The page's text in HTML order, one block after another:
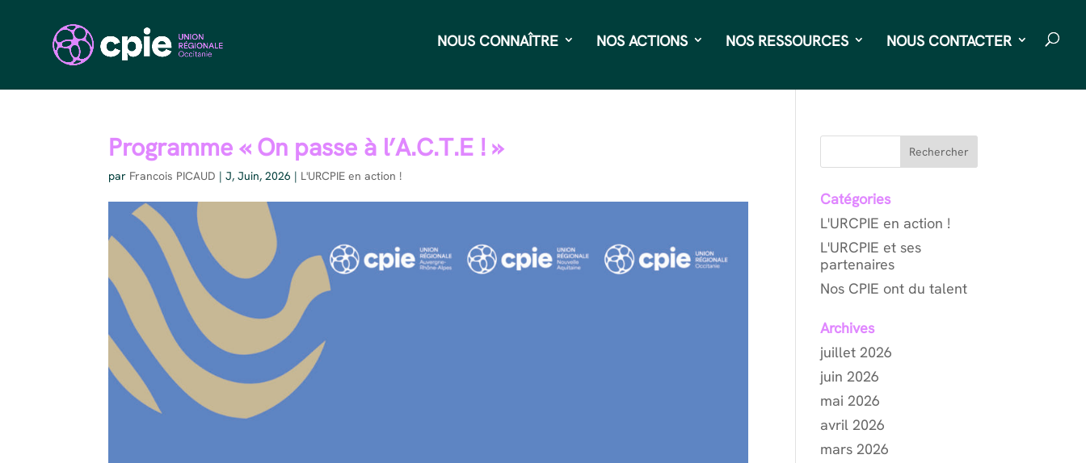
NOUS CONNAÎTRE NOS ACTIONS NOS RESSOURCES NOUS CONTACTER
Programme « On passe à l’A.C.T.E ! »
par Francois PICAUD |J, Juin, 2026 | L'URCPIE en action !
Rechercher
Catégories
L'URCPIE en action !
L'URCPIE et ses
partenaires
Nos CPIE ont du talent
Archives
juillet 2026
juin 2026
mai 2026
avril 2026
mars 2026